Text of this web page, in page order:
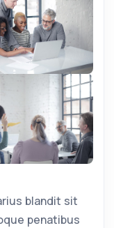
blandit sit
penatibus